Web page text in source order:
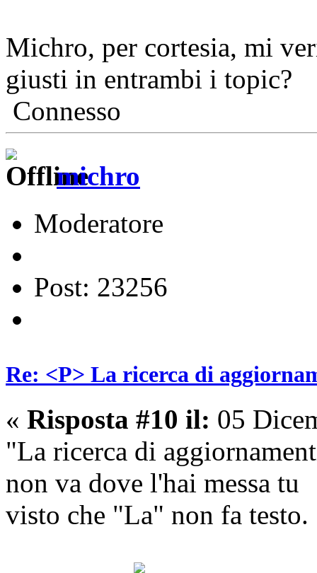
Michro, per cortesia, mi
giusti in entrambi i topic?
Connesso
michro
Moderatore
Post: 23256
Re: <P> La ricerca di
« Risposta #10 il: 05
"La ricerca di
non va dove l'hai messa tu
visto che "La" non fa testo.